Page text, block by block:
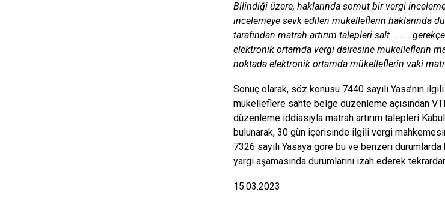
Bilindiği üzere, haklarında somut bir vergi
incelemeye sevk edilen mükelleflerin haklarında
tarafından matrah artırım talepleri salt ………
elektronik ortamda vergi dairesine mükelleflerin
noktada elektronik ortamda mükelleflerin vaki
Sonuç olarak, söz konusu 7440 sayılı Yasa’nın
mükelleflere sahte belge düzenleme açısından
düzenleme iddiasıyla matrah artırım talepleri
bulunarak, 30 gün içerisinde ilgili vergi
7326 sayılı Yasaya göre bu ve benzeri durumlarda
yargı aşamasında durumlarını izah ederek
15.03.2023